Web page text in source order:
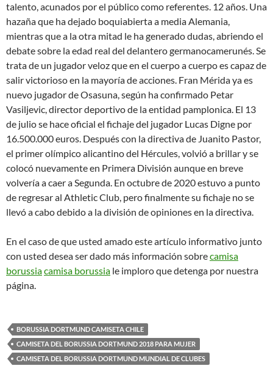
talento, acunados por el público como referentes. 12 años. Una
hazaña que ha dejado boquiabierta a media Alemania,
mientras que a la otra mitad le ha generado dudas, abriendo el
debate sobre la edad real del delantero germanocamerunés. Se
trata de un jugador veloz que en el cuerpo a cuerpo es capaz de
salir victorioso en la mayoría de acciones. Fran Mérida ya es
nuevo jugador de Osasuna, según ha confirmado Petar
Vasiljevic, director deportivo de la entidad pamplonica. El 13
de julio se hace oficial el fichaje del jugador Lucas Digne por
16.500.000 euros. Después con la directiva de Juanito Pastor,
el primer olímpico alicantino del Hércules, volvió a brillar y se
colocó nuevamente en Primera División aunque en breve
volvería a caer a Segunda. En octubre de 2020 estuvo a punto
de regresar al Athletic Club, pero finalmente su fichaje no se
llevó a cabo debido a la división de opiniones en la directiva.
En el caso de que usted amado este artículo informativo junto
con usted desea ser dado más información sobrecamisa
borussiacamisa borussia le imploro que detenga por nuestra
página.
BORUSSIA DORTMUND CAMISETA CHILE
CAMISETA DEL BORUSSIA DORTMUND 2018 PARA MUJER
CAMISETA DEL BORUSSIA DORTMUND MUNDIAL DE CLUBES